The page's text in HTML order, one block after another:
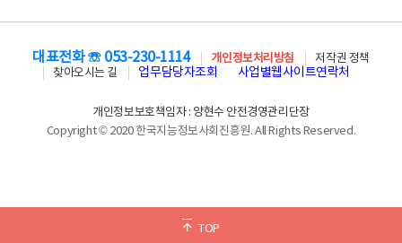
TOP
대표전화 ☏ 053-230-1114 개인정보처리방침
저작권 정책
찾아오시는 길
업무담당자조회 사업별웹사이트연락처
개인정보보호책임자 : 양현수 안전경영관리단장
Copyright © 2020 한국지능정보사회진흥원. All Rights Reserved.